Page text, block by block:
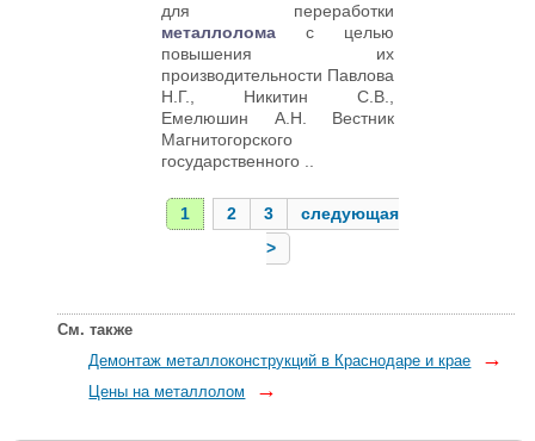
для переработки
металлоломас целью
повышения их
производительности Павлова
Н.Г., Никитин С.В.,
Емелюшин А.Н. Вестник
Магнитогорского
государственного ..
1 2 3
следующая
>
См. также
Демонтаж металлоконструкций в Краснодаре и крае
→
Цены на металлолом →